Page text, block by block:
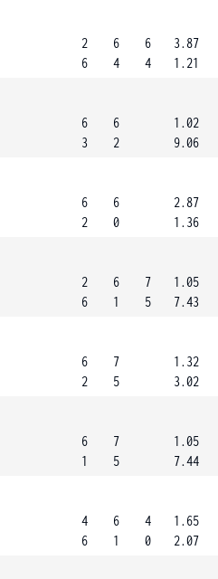
2
6
6
4
6
4
3.87
1.21
6
3
6
2
1.02
9.06
6
2
6
0
2.87
1.36
2
6
6
1
7
5
1.05
7.43
6
2
7
5
1.32
3.02
6
1
7
5
1.05
7.44
4
6
6
1
4
0
1.65
2.07